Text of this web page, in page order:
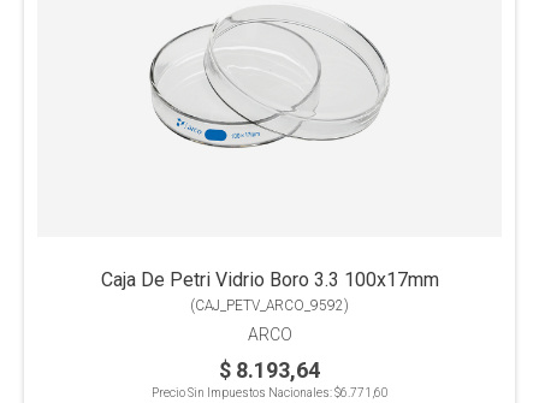
Caja De Petri Vidrio Boro 3.3 100x17mm
(CAJ_PETV_ARCO_9592)
ARCO
$ 8.193,64
Precio Sin Impuestos Nacionales:$6.771,60